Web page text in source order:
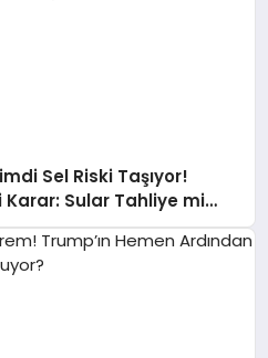
Sel Riski Taşıyor!
Karar: Sular Tahliye mi